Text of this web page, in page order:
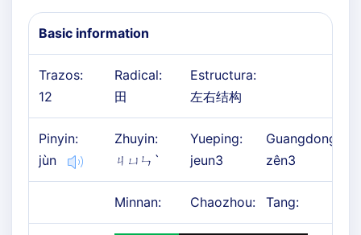
Basic information
Trazos:
12
Radical:
田
Estructura:
左右结构
Pinyin:
jùn
Zhuyin:
ㄐㄩㄣˋ
Yueping:
jeun3
Guangdong:
zên3
Minnan: Chaozhou: Tang: